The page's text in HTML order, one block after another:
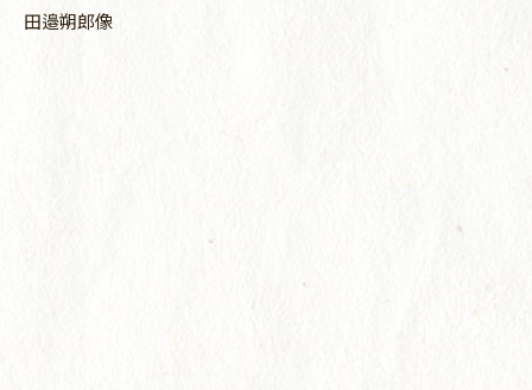
田邉朔郎像